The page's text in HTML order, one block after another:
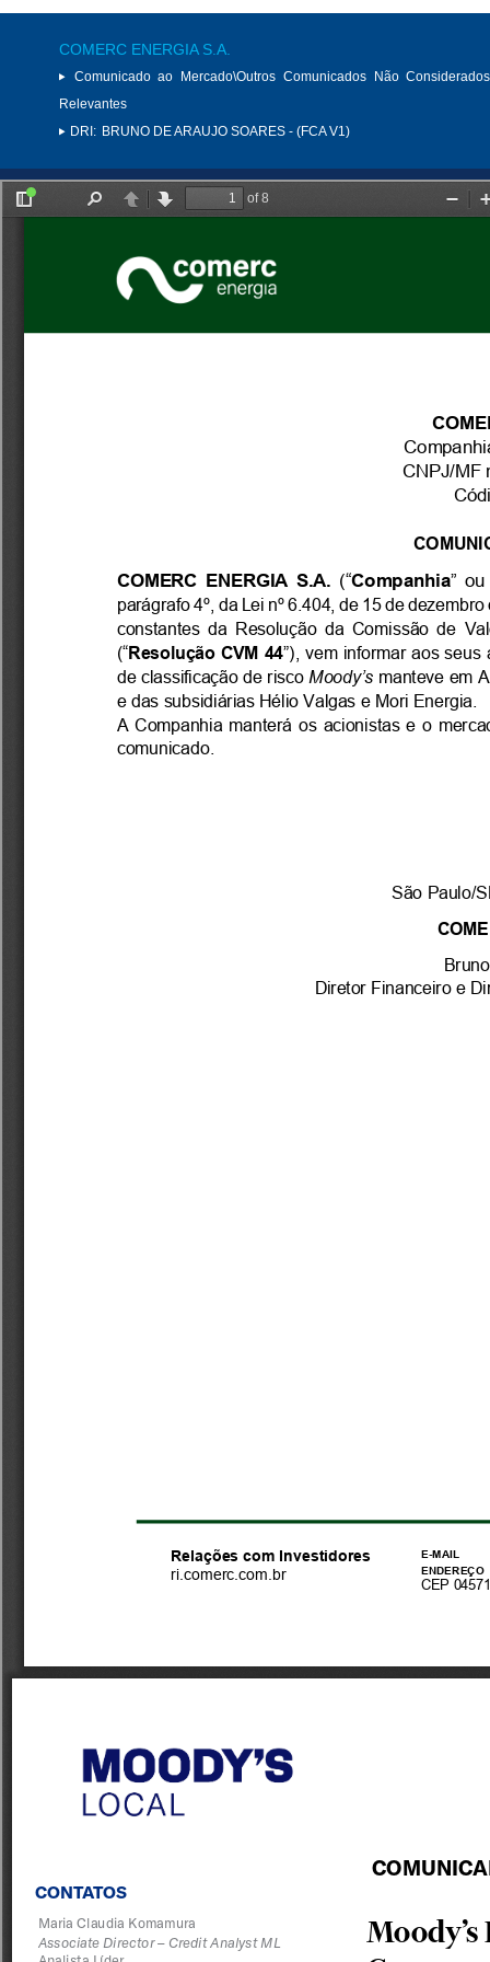
COMERC ENERGIA S.A.
Comunicado ao Mercado\Outros Comunicados Não
Relevantes
DRI: BRUNO DE ARAUJO SOARES - (FCA V1)